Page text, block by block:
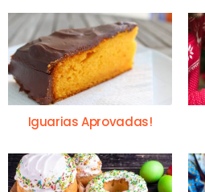
Iguarias Aprovadas!